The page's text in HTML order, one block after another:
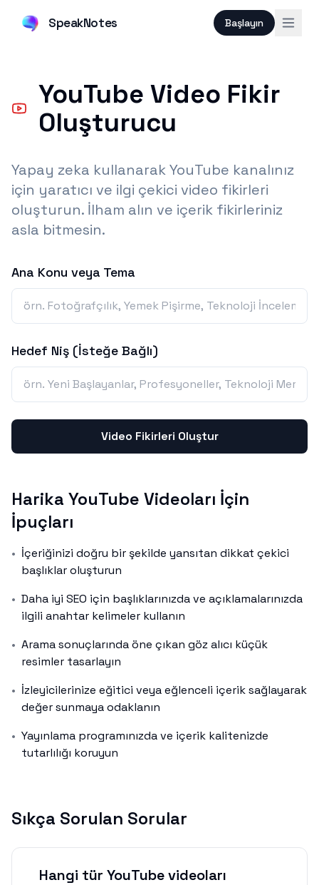
SpeakNotes Başlayın
YouTube Video Fikir
Oluşturucu
Yapay zeka kullanarak YouTube kanalınız
için yaratıcı ve ilgi çekici video fikirleri
oluşturun. İlham alın ve içerik fikirleriniz
asla bitmesin.
Ana Konu veya Tema
Hedef Niş (İsteğe Bağlı)
Video Fikirleri Oluştur
Harika YouTube Videoları İçin
İpuçları
• İçeriğinizi doğru bir şekilde yansıtan dikkat çekici
başlıklar oluşturun
• Daha iyi SEO için başlıklarınızda ve açıklamalarınızda
ilgili anahtar kelimeler kullanın
• Arama sonuçlarında öne çıkan göz alıcı küçük
resimler tasarlayın
• İzleyicilerinize eğitici veya eğlenceli içerik sağlayarak
değer sunmaya odaklanın
• Yayınlama programınızda ve içerik kalitenizde
tutarlılığı koruyun
Sıkça Sorulan Sorular
Hangi tür YouTube videoları